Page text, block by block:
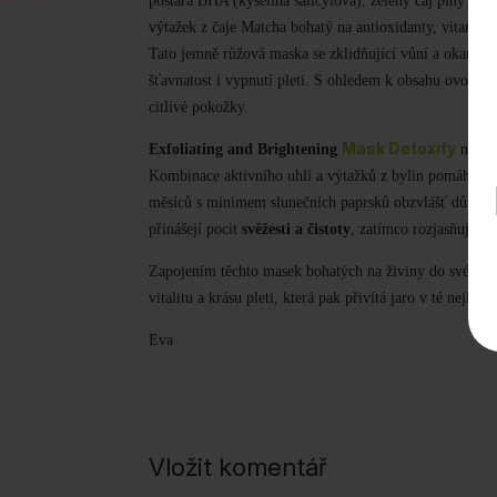
výtažek z čaje Matcha bohatý na antioxidanty, vitaminy
Tato jemně růžová maska se zklidňující vůní a
šťavnatost i vypnutí pleti. S ohledem k obsahu
citlivé pokožky.
Exfoliating and Brightening Mask Detoxify nabízí
Kombinace aktivního uhlí a výtažků z bylin pomáhá
měsíců s minimem slunečních paprsků obzvlášť
přinášejí pocit svěžesti a čistoty , zatímco rozjasňující
Zapojením těchto masek bohatých na živiny do
vitalitu a krásu pleti, která pak přivítá jaro v té nejlepší
Eva
Vložit komentář